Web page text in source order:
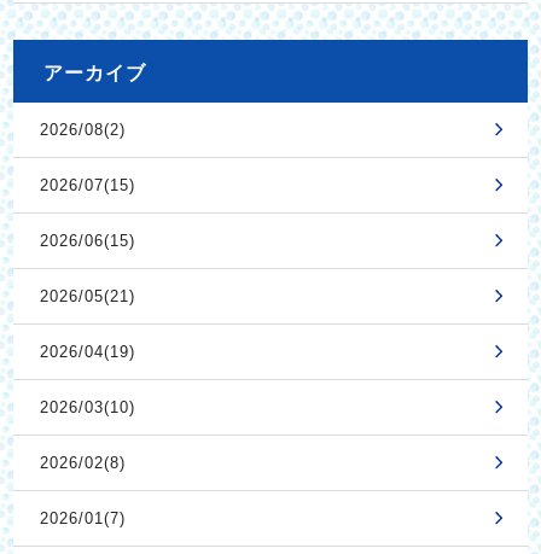
アーカイブ
2026/08(2)
2026/07(15)
2026/06(15)
2026/05(21)
2026/04(19)
2026/03(10)
2026/02(8)
2026/01(7)